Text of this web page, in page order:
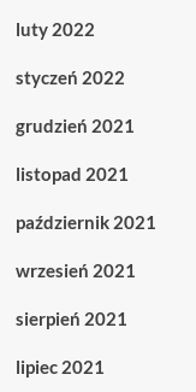
luty 2022
styczeń 2022
grudzień 2021
listopad 2021
październik 2021
wrzesień 2021
sierpień 2021
lipiec 2021